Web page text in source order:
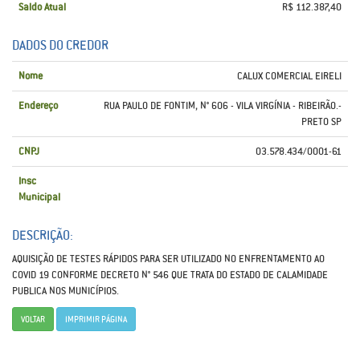
Saldo Atual R$ 112.387,40
DADOS DO CREDOR
Nome CALUX COMERCIAL EIRELI
Endereço
RUA PAULO DE FONTIM, N° 606 - VILA VIRGÍNIA - RIBEIRÃO.-
PRETO SP
CNPJ 03.578.434/0001-61
Insc
Municipal
DESCRIÇÃO:
AQUISIÇÃO DE TESTES RÁPIDOS PARA SER UTILIZADO NO ENFRENTAMENTO AO
COVID 19 CONFORME DECRETO N° 546 QUE TRATA DO ESTADO DE CALAMIDADE
PUBLICA NOS MUNICÍPIOS.
VOLTAR IMPRIMIR PÁGINA